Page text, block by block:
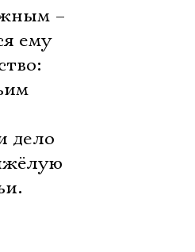
–
ему
дело